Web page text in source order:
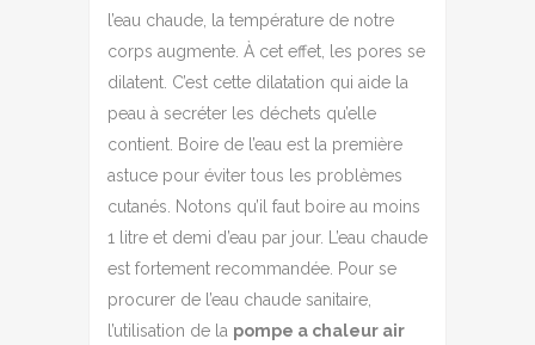
l’eau chaude, la température de notre
corps augmente. À cet effet, les pores se
dilatent. C’est cette dilatation qui aide la
peau à secréter les déchets qu’elle
contient. Boire de l’eau est la première
astuce pour éviter tous les problèmes
cutanés. Notons qu’il faut boire au moins
1 litre et demi d’eau par jour. L’eau chaude
est fortement recommandée. Pour se
procurer de l’eau chaude sanitaire,
l’utilisation de la pompe a chaleur air